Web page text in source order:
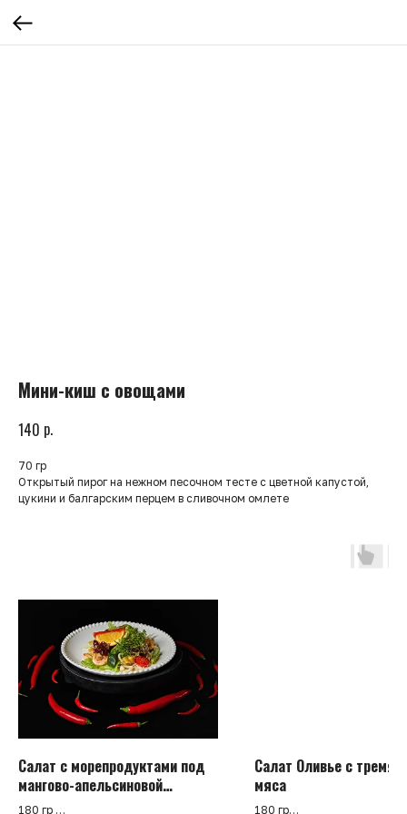
Мини-киш с овощами
140 р.
70 гр
Открытый пирог на нежном песочном тесте с цветной капустой,
цукини и балгарским перцем в сливочном омлете
Салат с морепродуктами под
мангово-апельсиновой
заправкой
180 гр
Салат Оливье с тремя
мяса
180 гр